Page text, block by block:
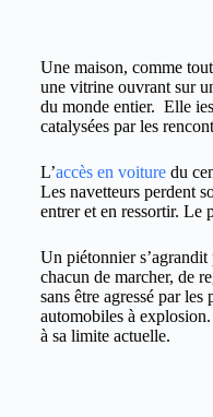
Une maison, comme
une vitrine ouvrant sur
du monde entier. Elle
catalysées par les
L’accès en voituredu
Les navetteurs perdent
entrer et en ressortir. Le
Un piétonnier
chacun de marcher, de
sans être agressé par les
automobiles à
à sa limite actuelle.